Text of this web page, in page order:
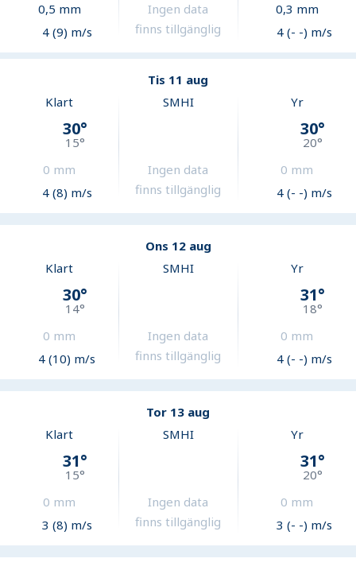
0,5 mm
4 (9) m/s
Ingen data
finns tillgänglig
0,3 mm
4 (- -) m/s
Tis 11 aug
Klart
30°
15°
0 mm
4 (8) m/s
SMHI
Ingen data
finns tillgänglig
Yr
30°
20°
0 mm
4 (- -) m/s
Ons 12 aug
Klart
30°
14°
0 mm
4 (10) m/s
SMHI
Ingen data
finns tillgänglig
Yr
31°
18°
0 mm
4 (- -) m/s
Tor 13 aug
Klart
31°
15°
0 mm
3 (8) m/s
SMHI
Ingen data
finns tillgänglig
Yr
31°
20°
0 mm
3 (- -) m/s